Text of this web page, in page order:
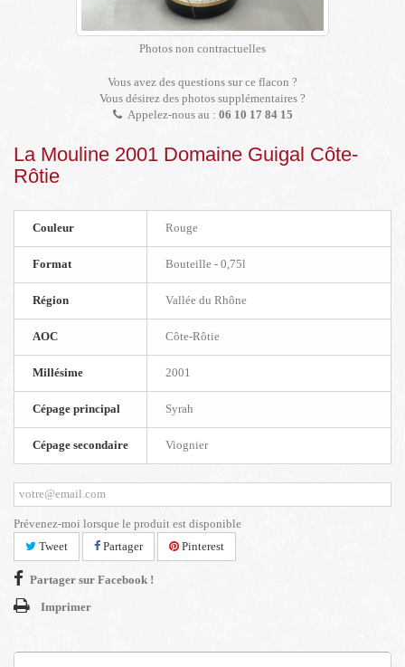
Photos non contractuelles
Vous avez des questions sur ce flacon ?
Vous désirez des photos supplémentaires ?
Appelez-nous au : 06 10 17 84 15
La Mouline 2001 Domaine Guigal Côte-
Rôtie
Couleur Rouge
Format Bouteille - 0,75l
Région Vallée du Rhône
AOC Côte-Rôtie
Millésime 2001
Cépage principal Syrah
Cépage secondaire Viognier
Prévenez-moi lorsque le produit est disponible
Tweet
Partager Pinterest
Partager sur Facebook !
Imprimer